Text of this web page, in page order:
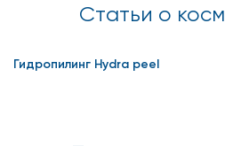
Статьи о
Гидропилинг Hydra peel